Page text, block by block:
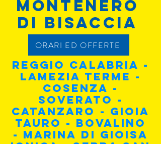
MONTENERO
DI BISACCIA
ORARI ED OFFERTE
REGGIO CALABRIA -
LAMEZIA TERME -
COSENZA -
SOVERAto -
CATAnzaro - GIOIA
TAURO - BOVALINO
- MARINA DI GIOISA